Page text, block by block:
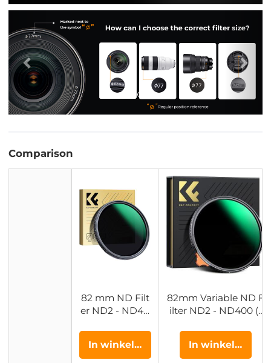
Comparison
82 mm ND Filt
er ND2 - ND40
Laags Nano Co
82mm Variable ND F
ilter ND2 - ND400 (1
Waterdicht en Krasb
estendig Nano Xcel
In winkelwagen In winkelwagen